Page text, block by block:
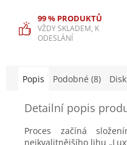
99 % PRODUKTŮ
VŽDY SKLADEM, K
ODESLÁNÍ
Popis Podobné (8)
Detailní popis
Proces začíná
nejkvalitnějšího lihu